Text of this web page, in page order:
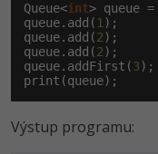
Queue<int> queue =
queue.add( 1 );
queue.add(2);
queue.add(2);
queue.addFirst(3);
print(queue);
Výstup programu: